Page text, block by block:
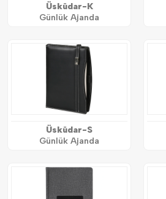
Üsküdar-K
Günlük Ajanda
Üsküdar-S
Günlük Ajanda